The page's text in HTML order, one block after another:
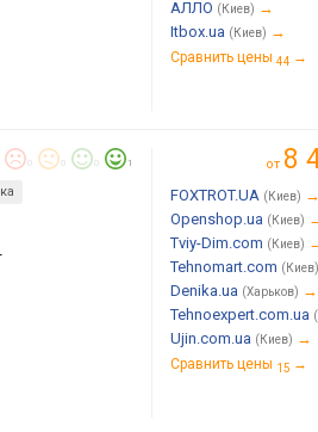
АЛЛО (Киев) →
Itbox.ua (Киев) →
Сравнить цены 44 →
1 от 8
FOXTROT.UA (Киев) →
Openshop.ua (Киев)
Tviy-Dim.com (Киев)
Tehnomart.com (Киев)
Denika.ua (Харьков) →
Tehnoexpert.com.ua
Ujin.com.ua (Киев) →
Сравнить цены 15 →